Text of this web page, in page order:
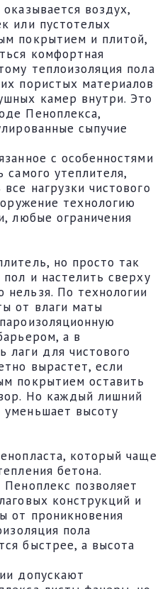
воздух,
или пустотелых
покрытием и плитой,
комфортная
теплоизоляция пола
пористых материалов
камер внутри. Это
Пеноплекса,
сыпучие
с особенностями
самого утеплителя,
нагрузки чистового
технологию
любые ограничения
но просто так
и настелить сверху
По технологии
от влаги маты
а в
лаги для чистового
вырастет, если
покрытием оставить
Но каждый лишний
высоту
который чаще
бетона.
позволяет
конструкций и
от проникновения
пола
быстрее, а высота
допускают